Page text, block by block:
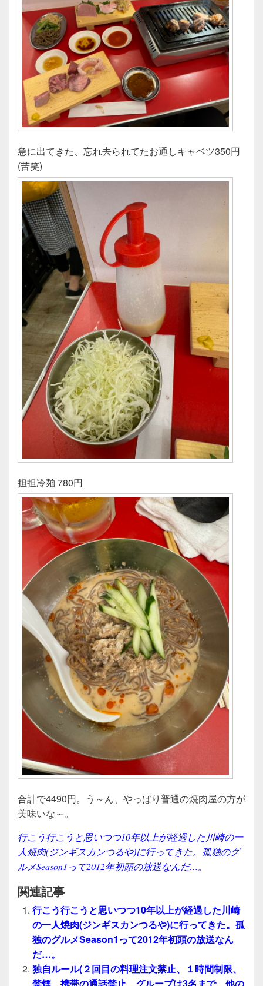
急に出てきた、忘れ去られてたお通しキャベツ350円
(苦笑)
担担冷麺 780円
合計で4490円。う～ん、やっぱり普通の焼肉屋の方が
美味いな～。
行こう行こうと思いつつ10年以上が経過した川崎の一
人焼肉(ジンギスカンつるや)に行ってきた。孤独のグ
ルメSeason1って2012年初頭の放送なんだ…。
関連記事
行こう行こうと思いつつ10年以上が経過した川崎
の一人焼肉(ジンギスカンつるや)に行ってきた。孤
独のグルメSeason1って2012年初頭の放送なん
だ…。
独自ルール(２回目の料理注文禁止、１時間制限、
禁煙、携帯の通話禁止、グループは3名まで、他の